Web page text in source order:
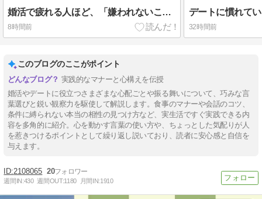
婚活で疲れる人ほど、「嫌われないこと」を優先している
8時間前 32時間前
このブログのここがポイント
実践的なマナーと心構えを伝授
婚活やデートに役立つさまざまな心配ごとや振る舞いについて、巧みな言
葉選びと鋭い観察力を駆使して解説します。食事のマナーや会話のコツ、
条件に縛られない本当の相性の見つけ方など、実生活ですぐ実践できる内
容を多角的に紹介。心を動かす言葉の使い方や、ちょっとした気配りが人
を惹きつけるポイントとして繰り返し説いており、読者に安心感と自信を
与えます。
2108065 20
週間IN:430 週間OUT:1180 月間IN:1910